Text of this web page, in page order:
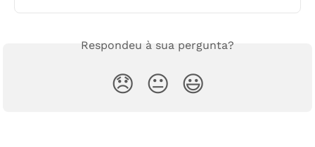
Respondeu à sua pergunta?
😞 😐 😃